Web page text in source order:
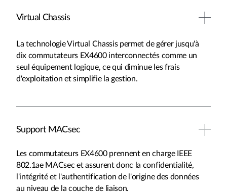
Virtual Chassis
La technologie Virtual Chassis permet de gérer jusqu'à
dix commutateurs EX4600 interconnectés comme un
seul équipement logique, ce qui diminue les frais
d'exploitation et simplifie la gestion.
Support MACsec
Les commutateurs EX4600 prennent en charge IEEE
802.1ae MACsec et assurent donc la confidentialité,
l'intégrité et l'authentification de l'origine des données
au niveau de la couche de liaison.